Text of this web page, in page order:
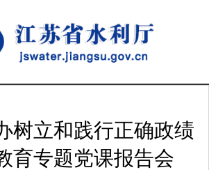
树立和践行正确政绩
育专题党课报告会